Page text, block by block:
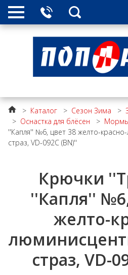
> Каталог > Сезон Зима >
> Оснастка для блёсен >
''Капля'' №6, цвет 38 желто-
страз, VD-092C (BN)''
Крючки
''Капля''
желто-
страз, VD-